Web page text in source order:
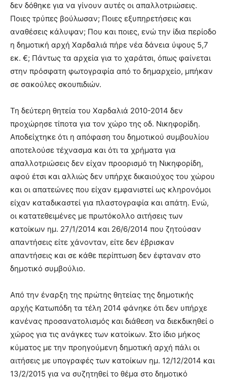
δεν δόθηκε για να γίνουν αυτές οι απαλλοτριώσεις.
Ποιες τρύπες βούλωσαν; Ποιες εξυπηρετήσεις και
αναθέσεις κάλυψαν; Που και ποιες, ενώ την ίδια περίοδο
η δημοτική αρχή Χαρδαλιά πήρε νέα δάνεια ύψους 5,7
εκ. €; Πάντως τα αρχεία για το χαράτσι, όπως φαίνεται
στην πρόσφατη φωτογραφία από το δημαρχείο, μπήκαν
σε σακούλες σκουπιδιών.
Τη δεύτερη θητεία του Χαρδαλιά 2010-2014 δεν
προχώρησε τίποτα για τον χώρο της οδ. Νικηφορίδη.
Αποδείχτηκε ότι η απόφαση του δημοτικού συμβουλίου
αποτελούσε τέχνασμα και ότι τα χρήματα για
απαλλοτριώσεις δεν είχαν προορισμό τη Νικηφορίδη,
αφού έτσι και αλλιώς δεν υπήρχε δικαιούχος του χώρου
και οι απατεώνες που είχαν εμφανιστεί ως κληρονόμοι
είχαν καταδικαστεί για πλαστογραφία και απάτη. Ενώ,
οι κατατεθειμένες με πρωτόκολλο αιτήσεις των
κατοίκων ημ. 27/1/2014 και 26/6/2014 που ζητούσαν
απαντήσεις είτε χάνονταν, είτε δεν έβρισκαν
απαντήσεις και σε κάθε περίπτωση δεν έφταναν στο
δημοτικό συμβούλιο.
Από την έναρξη της πρώτης θητείας της δημοτικής
αρχής Κατωπόδη τα τέλη 2014 φάνηκε ότι δεν υπήρχε
κανένας προσανατολισμός και διάθεση να διεκδικηθεί ο
χώρος για τις ανάγκες των κατοίκων. Στο ίδιο μήκος
κύματος με την προηγούμενη δημοτική αρχή πάλι οι
αιτήσεις με υπογραφές των κατοίκων ημ. 12/12/2014 και
13/2/2015 για να συζητηθεί το θέμα στο δημοτικό